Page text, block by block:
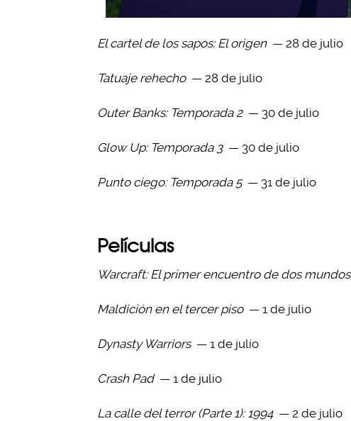
El cartel de los sapos: El origen — 28 de julio
Tatuaje rehecho — 28 de julio
Outer Banks: Temporada 2 — 30 de julio
Glow Up: Temporada 3 — 30 de julio
Punto ciego: Temporada 5 — 31 de julio
Películas
Warcraft: El primer encuentro de dos mundos
Maldición en el tercer piso — 1 de julio
Dynasty Warriors — 1 de julio
Crash Pad — 1 de julio
La calle del terror (Parte 1): 1994 — 2 de julio